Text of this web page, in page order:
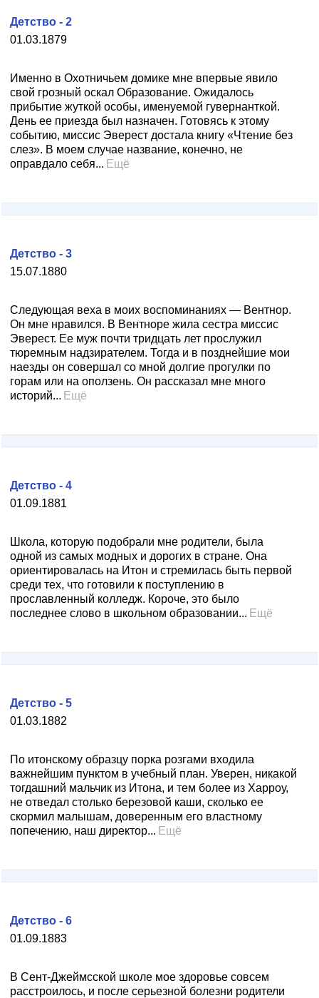
01.03.1879
Детство - 2
Именно в Охотничьем домике мне впервые явило
свой грозный оскал Образование. Ожидалось
прибытие жуткой особы, именуемой гувернанткой.
День ее приезда был назначен. Готовясь к этому
событию, миссис Эверест достала книгу «Чтение без
слез». В моем случае название, конечно, не
оправдало себя... Ещё
15.07.1880
Детство - 3
Следующая веха в моих воспоминаниях — Вентнор.
Он мне нравился. В Вентноре жила сестра миссис
Эверест. Ее муж почти тридцать лет прослужил
тюремным надзирателем. Тогда и в позднейшие мои
наезды он совершал со мной долгие прогулки по
горам или на оползень. Он рассказал мне много
историй... Ещё
01.09.1881
Детство - 4
Школа, которую подобрали мне родители, была
одной из самых модных и дорогих в стране. Она
ориентировалась на Итон и стремилась быть первой
среди тех, что готовили к поступлению в
прославленный колледж. Короче, это было
последнее слово в школьном образовании... Ещё
01.03.1882
Детство - 5
По итонскому образцу порка розгами входила
важнейшим пунктом в учебный план. Уверен, никакой
тогдашний мальчик из Итона, и тем более из Харроу,
не отведал столько березовой каши, сколько ее
скормил малышам, доверенным его властному
попечению, наш директор... Ещё
01.09.1883
Детство - 6
В Сент-Джеймсской школе мое здоровье совсем
расстроилось, и после серьезной болезни родители